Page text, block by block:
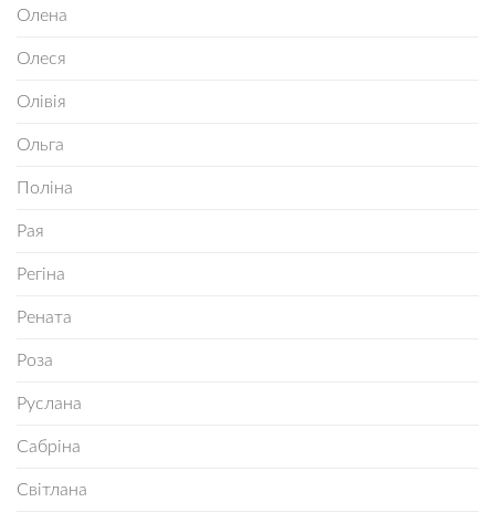
Олена
Олеся
Олівія
Ольга
Поліна
Рая
Регіна
Рената
Роза
Руслана
Сабріна
Світлана